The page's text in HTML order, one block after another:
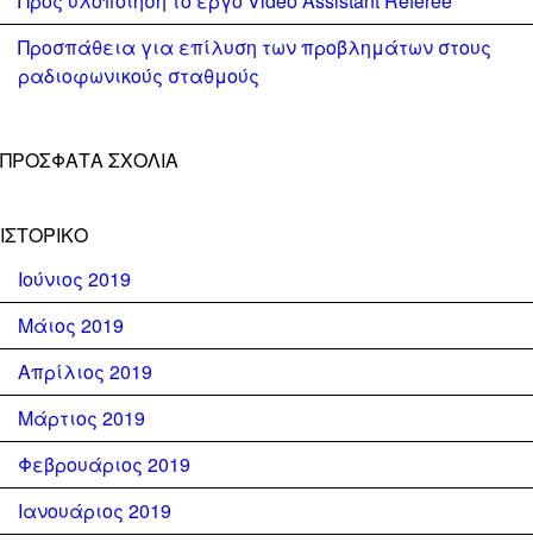
Προσπάθεια για επίλυση των προβλημάτων στους
ραδιοφωνικούς σταθμούς
ΠΡΌΣΦΑΤΑ ΣΧΌΛΙΑ
ΙΣΤΟΡΙΚΌ
Ιούνιος 2019
Μάιος 2019
Απρίλιος 2019
Μάρτιος 2019
Φεβρουάριος 2019
Ιανουάριος 2019